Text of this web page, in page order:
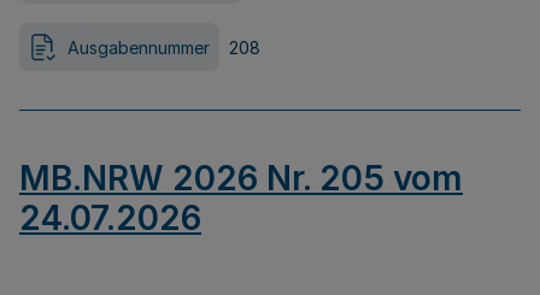
Ausgabennummer 208
MB.NRW 2026 Nr. 205 vom
24.07.2026